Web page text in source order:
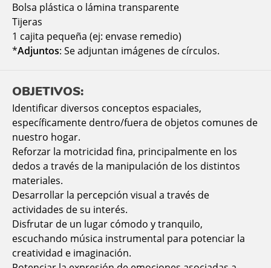
Bolsa plástica o lámina transparente
Tijeras
1 cajita pequeña (ej: envase remedio)
*Adjuntos: Se adjuntan imágenes de círculos.
OBJETIVOS:
Identificar diversos conceptos espaciales,
específicamente dentro/fuera de objetos comunes de
nuestro hogar.
Reforzar la motricidad fina, principalmente en los
dedos a través de la manipulación de los distintos
materiales.
Desarrollar la percepción visual a través de
actividades de su interés.
Disfrutar de un lugar cómodo y tranquilo,
escuchando música instrumental para potenciar la
creatividad e imaginación.